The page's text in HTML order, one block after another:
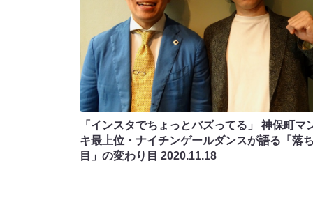
「インスタでちょっとバズってる」 神保町マ
キ最上位・ナイチンゲールダンスが語る「落
目」の変わり目 2020.11.18